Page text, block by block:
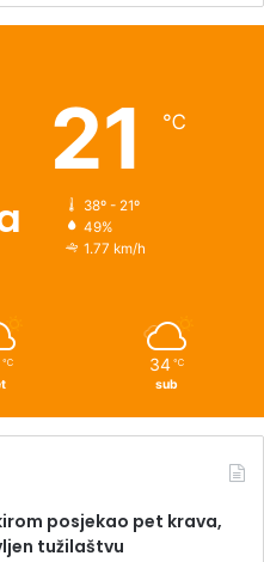
21 ℃
38º - 21º
49%
1.77 km/h
℃ 34 ℃
sub
posjekao pet krava,
tužilaštvu